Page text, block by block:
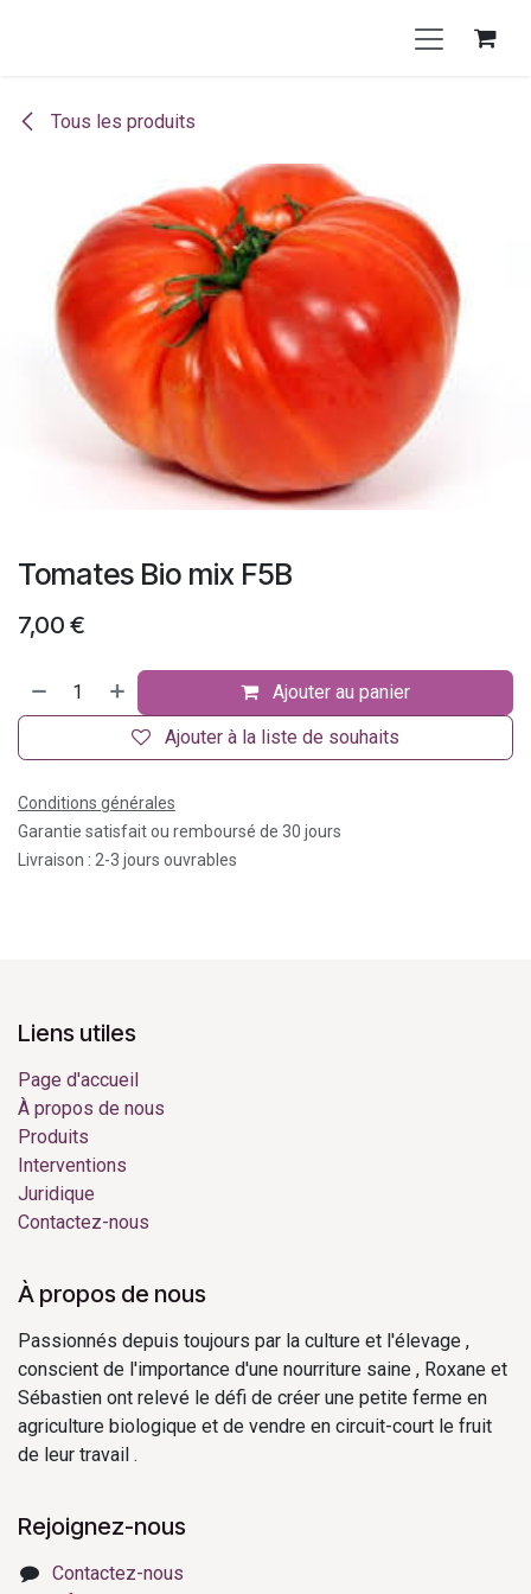
Tous les produits
Tomates Bio mix F5B
7,00 €
Ajouter au panier
Ajouter à la liste de souhaits
Conditions générales
Garantie satisfait ou remboursé de 30 jours
Livraison : 2-3 jours ouvrables
Liens utiles
Page d'accueil
À propos de nous
Produits
Interventions
Juridique
Contactez-nous
À propos de nous
Passionnés depuis toujours par la culture et l'élevage ,
conscient de l'importance d'une nourriture saine , Roxane et
Sébastien ont relevé le défi de créer une petite ferme en
agriculture biologique et de vendre en circuit-court le fruit
de leur travail .
Rejoignez-nous
Contactez-nous